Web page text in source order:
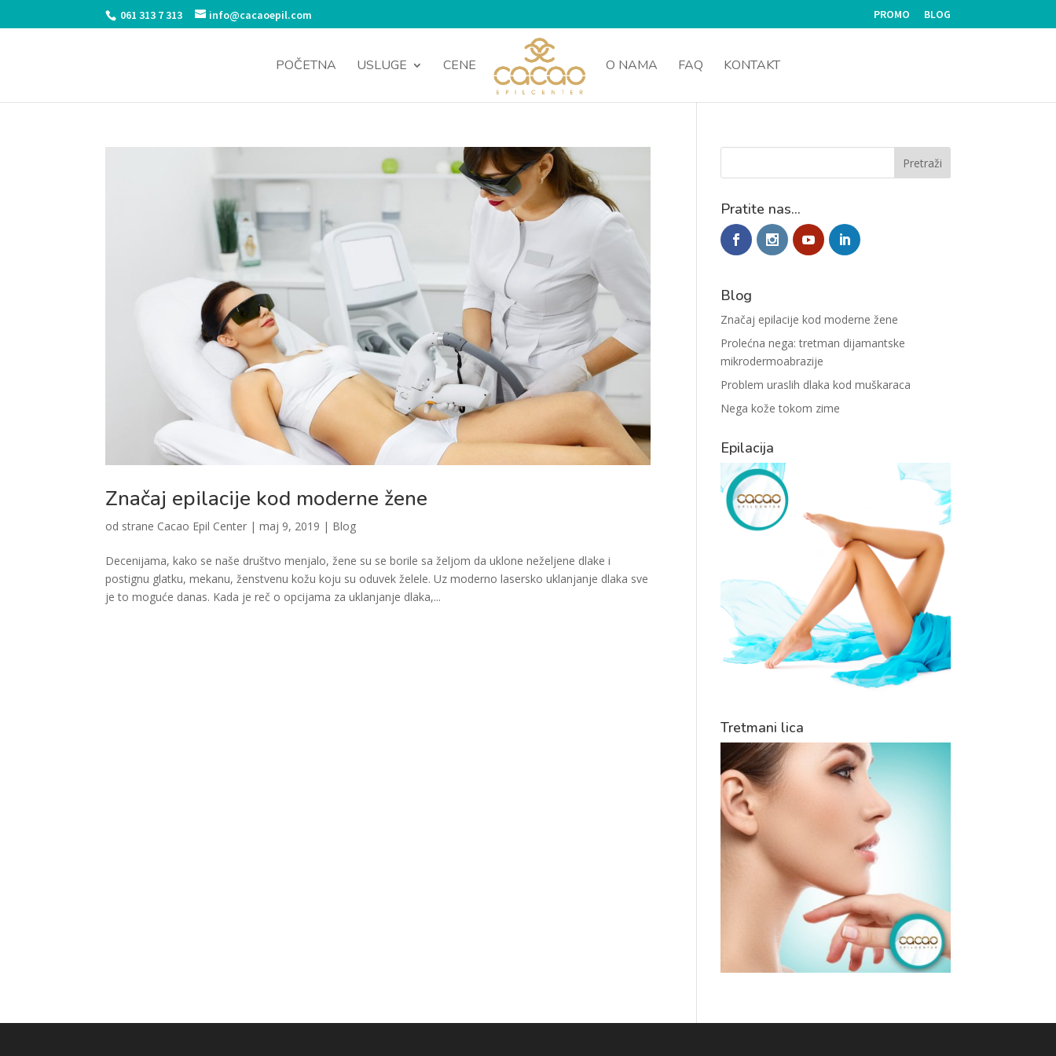
061 313 7 313 info@cacaoepil.com PROMO BLOG
POČETNA USLUGE CENE O NAMA FAQ KONTAKT
Značaj epilacije kod moderne žene
od strane Cacao Epil Center |maj 9, 2019 | Blog
Decenijama, kako se naše društvo menjalo, žene su se borile sa željom da uklone neželjene dlake i
postignu glatku, mekanu, ženstvenu kožu koju su oduvek želele. Uz moderno lasersko uklanjanje dlaka sve
je to moguće danas. Kada je reč o opcijama za uklanjanje dlaka,...
Pratite nas...
Blog
Značaj epilacije kod moderne žene
Prolećna nega: tretman dijamantske
mikrodermoabrazije
Problem uraslih dlaka kod muškaraca
Nega kože tokom zime
Epilacija
Tretmani lica